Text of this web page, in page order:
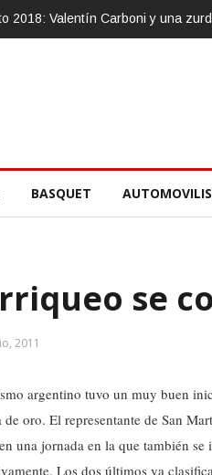
2018: Valentín Carboni y una
BASQUET
se
2011
argentino tuvo un muy buen
de oro. El representante de San
una jornada en la que también
Los dos últimos ya